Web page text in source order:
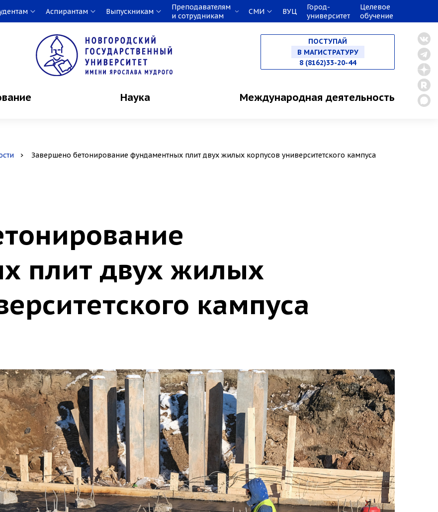
Аспирантам Выпускникам
Преподавателям
и сотрудникам
СМИ ВУЦ
Город-
университет
Целевое
обучение
ПОСТУПАЙ
НА СПЕЦИАЛИТЕТ
В МАГИСТРАТУРУ
8 (8162)33-20-44
Наука Международная деятельность
Завершено бетонирование фундаментных плит двух жилых корпусов университетского кампуса
плит двух жилых
кампуса